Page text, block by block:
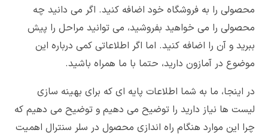
محصولی را به فروشگاه خود اضافه کنید. اگر می دانید چه
محصولی را می خواهید بفروشید، می توانید مراحل را پیش
ببرید و آن را اضافه کنید. اما اگر اطلاعاتی کمی درباره این
موضوع در آمازون دارید، حتما با ما همراه باشید.
در اینجا، ما به شما اطلاعات پایه ای که برای بهینه سازی
لیست ها نیاز دارید را توضیح می دهیم و توضیح می دهیم که
چرا این موارد هنگام راه اندازی محصول در سلر سنترال اهمیت